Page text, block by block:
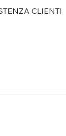
CLIENTI